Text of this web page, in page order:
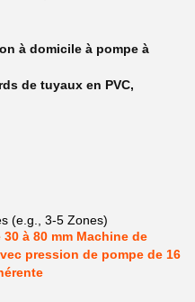
à domicile à pompe à
de tuyaux en PVC,
(e.g., 3-5 Zones)
à 80 mm Machine de
pression de pompe de 16